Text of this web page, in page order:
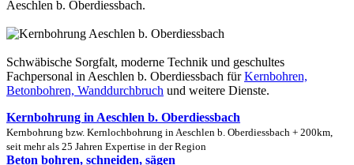
Aeschlen b. Oberdiessbach.
Schwäbische Sorgfalt, moderne Technik und geschultes
Fachpersonal in Aeschlen b. Oberdiessbach fürKernbohren,
Betonbohren, Wanddurchbruch und weitere Dienste.
Kernbohrung in Aeschlen b. Oberdiessbach
Kernbohrung bzw. Kernlochbohrung in Aeschlen b. Oberdiessbach + 200km,
seit mehr als 25 Jahren Expertise in der Region
Beton bohren, schneiden, sägen